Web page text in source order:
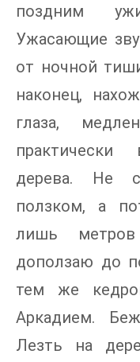
поздним
Ужасающие
от ночной
наконец,
глаза,
дерева. Не
ползком, а
лишь
доползаю до
тем же
Аркадием.
Лезть на